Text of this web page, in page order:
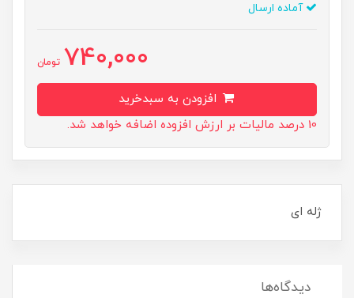
آماده ارسال
740,000 تومان
10 درصد مالیات بر ارزش افزوده اضافه خواهد شد.
ژله ای
دیدگاه‌ها